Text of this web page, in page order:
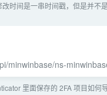
时间是一串时间戳，但是并不
minwinbase/ns-
里面保存的 2FA 项目如何